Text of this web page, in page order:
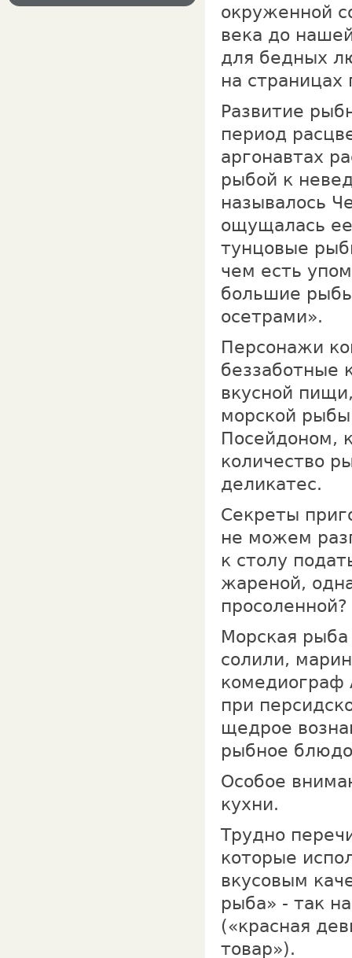
окруженной
века до
для бедных
на страницах
Развитие
период
аргонавтах
рыбой к
называлось
ощущалась
тунцовые
чем есть
большие
осетрами».
Персонажи
беззаботные
вкусной
морской
Посейдоном,
количество
деликатес.
Секреты
не можем
к столу
жареной,
просоленной?
Морская
солили,
комедиограф
при
щедрое
рыбное
Особое
кухни.
Трудно
которые
вкусовым
рыба» - так
(«красная
товар»).